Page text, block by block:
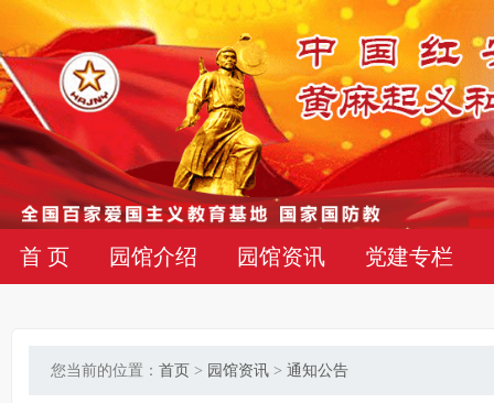
首 页 园馆介绍 园馆资讯 党建专栏
您当前的位置： 首页 > 园馆资讯 > 通知公告